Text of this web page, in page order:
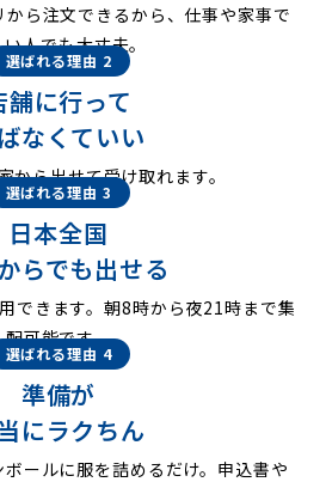
ら注文できるから、仕事や家事で
人でも大丈夫。
選ばれる理由 2
舗に行って
なくていい
から出せて受け取れます。
選ばれる理由 3
日本全国
らでも出せる
できます。朝8時から夜21時まで集
配可能です。
選ばれる理由 4
準備が
にラクちん
ールに服を詰めるだけ。申込書や